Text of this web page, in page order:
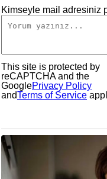
Kimseyle mail adresiniz
This site is protected by
reCAPTCHA and the
GooglePrivacy Policy
andTerms of Service